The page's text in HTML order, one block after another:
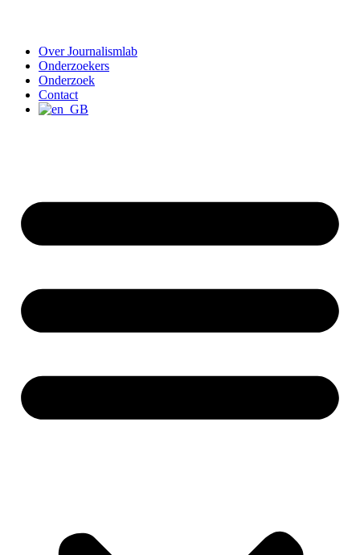
Over Journalismlab
Onderzoekers
Onderzoek
Contact